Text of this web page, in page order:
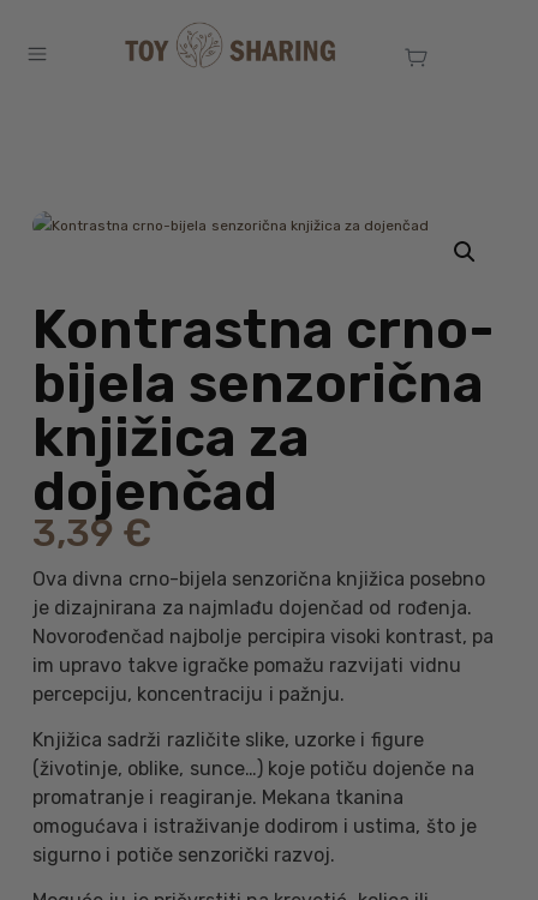
Kontrastna crno-
bijela senzorična
knjižica za
dojenčad
3,39 €
Ova divna crno-bijela senzorična knjižica posebno
je dizajnirana za najmlađu dojenčad od rođenja.
Novorođenčad najbolje percipira visoki kontrast, pa
im upravo takve igračke pomažu razvijati vidnu
percepciju, koncentraciju i pažnju.
Knjižica sadrži različite slike, uzorke i figure
(životinje, oblike, sunce…) koje potiču dojenče na
promatranje i reagiranje. Mekana tkanina
omogućava i istraživanje dodirom i ustima, što je
sigurno i potiče senzorički razvoj.